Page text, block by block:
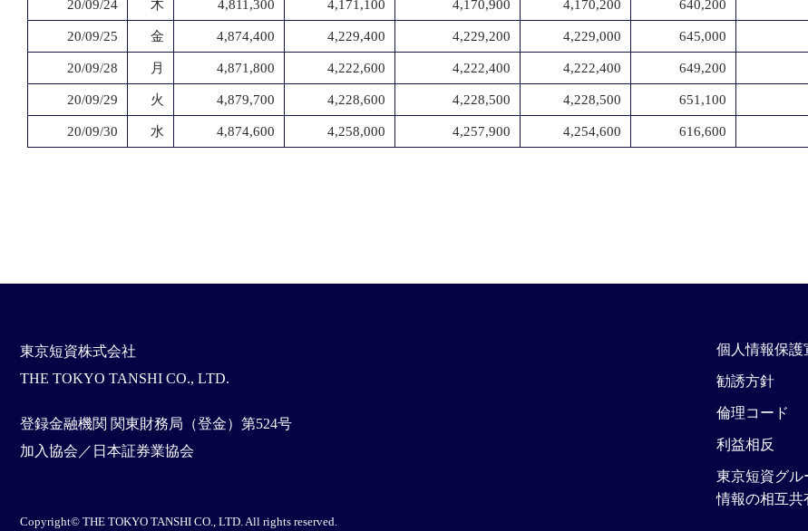
20/09/24 木 4,811,300 4,171,100 4,170,900 4,170,200 640,200
20/09/25 金 4,874,400 4,229,400 4,229,200 4,229,000 645,000
20/09/28 月 4,871,800 4,222,600 4,222,400 4,222,400 649,200
20/09/29 火 4,879,700 4,228,600 4,228,500 4,228,500 651,100
20/09/30 水 4,874,600 4,258,000 4,257,900 4,254,600 616,600
東京短資株式会社
THE TOKYO TANSHI CO., LTD.
登録金融機関 関東財務局（登金）第524号
加入協会／日本証券業協会
個人情報保護
勧誘方針
倫理コード
利益相反
東京短資グル
情報の相互共
Copyright© THE TOKYO TANSHI CO., LTD. All rights reserved.